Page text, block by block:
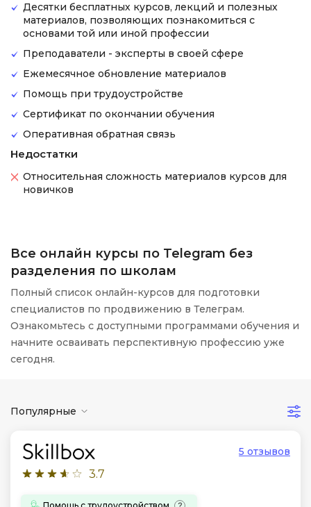
Десятки бесплатных курсов, лекций и полезных
материалов, позволяющих познакомиться с
основами той или иной профессии
Преподаватели - эксперты в своей сфере
Ежемесячное обновление материалов
Помощь при трудоустройстве
Сертификат по окончании обучения
Оперативная обратная связь
Недостатки
Относительная сложность материалов курсов для
новичков
Все онлайн курсы по Telegram без
разделения по школам
Полный список онлайн-курсов для подготовки
специалистов по продвижению в Телеграм.
Ознакомьтесь с доступными программами обучения и
начните осваивать перспективную профессию уже
сегодня.
Популярные
3.7
5 отзывов
Помощь с трудоустройством